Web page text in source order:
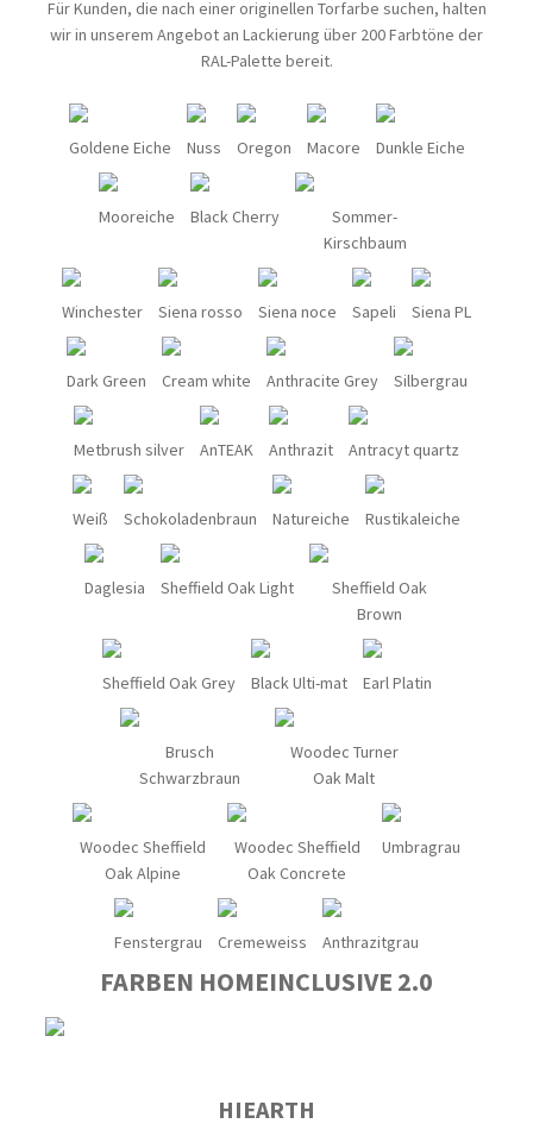
Für Kunden, die nach einer originellen Torfarbe suchen, halten
wir in unserem Angebot an Lackierung über 200 Farbtöne der
RAL-Palette bereit.
Goldene Eiche Nuss Oregon Macore Dunkle Eiche
Mooreiche Black Cherry
Sommer-
Kirschbaum
Winchester Siena rosso Siena noce Sapeli Siena PL
Dark Green Cream white Anthracite Grey Silbergrau
Metbrush silver AnTEAK Anthrazit Antracyt quartz
Weiß Schokoladenbraun Natureiche Rustikaleiche
Daglesia Sheffield Oak Light
Sheffield Oak
Brown
Sheffield Oak Grey Black Ulti-mat Earl Platin
Brusch
Schwarzbraun
Woodec Turner
Oak Malt
Woodec Sheffield
Oak Alpine
Woodec Sheffield
Oak Concrete
Umbragrau
Fenstergrau Cremeweiss Anthrazitgrau
FARBEN HOMEINCLUSIVE 2.0
HIEARTH